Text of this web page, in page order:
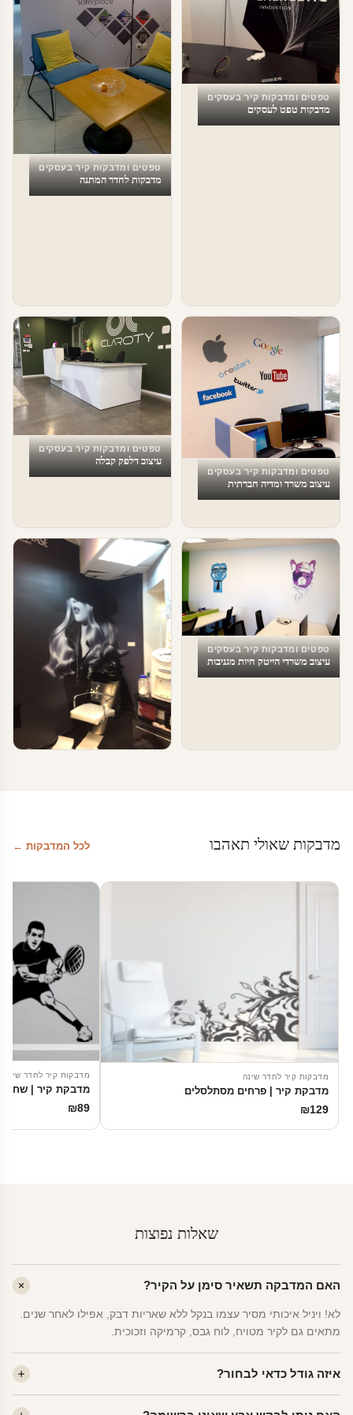
טפטים ומדבקות קיר בעסקים
מדבקות טפט לעסקים
טפטים ומדבקות קיר בעסקים
מדבקות לחדר המתנה
טפטים ומדבקות קיר בעסקים
עיצוב משרד ומדיה חברתית
טפטים ומדבקות קיר בעסקים
עיצוב דלפק קבלה
טפטים ומדבקות קיר בעסקים
עיצוב משרדי הייטק חיות מגניבות
מדבקות שאולי תאהבו לכל המדבקות ←
מדבקות קיר לחדר שינה
מדבקת קיר | פרחים מסתלסלים
₪129
מדבקות קיר לחדר שינה
מדבקת קיר | שחקן
₪89
שאלות נפוצות
האם המדבקה תשאיר סימן על הקיר?
לא! ויניל איכותי מסיר עצמו בנקל ללא שאריות דבק, אפילו לאחר שנים.
מתאים גם לקיר מטויח, לוח גבס, קרמיקה וזכוכית.
איזה גודל כדאי לבחור?